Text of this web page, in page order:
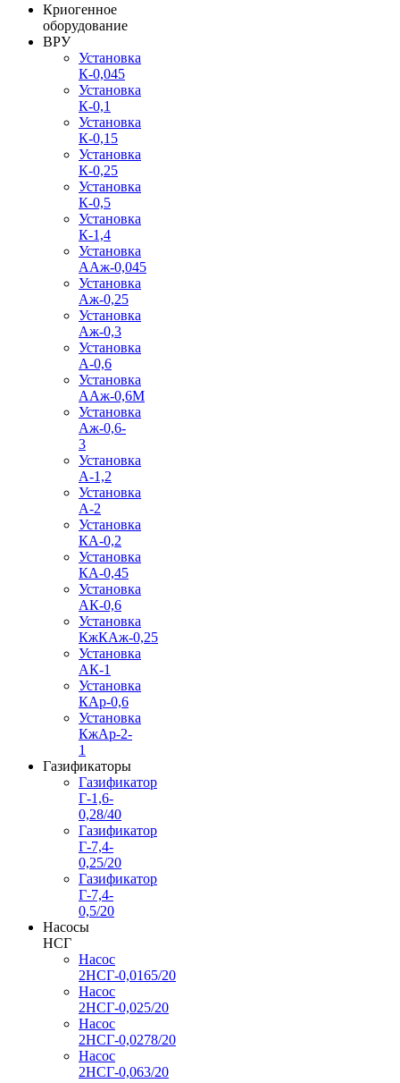
Криогенное
оборудование
ВРУ
Установка
К-0,045
Установка
К-0,1
Установка
К-0,15
Установка
К-0,25
Установка
К-0,5
Установка
К-1,4
Установка
ААж-0,045
Установка
Аж-0,25
Установка
Аж-0,3
Установка
А-0,6
Установка
ААж-0,6М
Установка
Аж-0,6-
3
Установка
А-1,2
Установка
А-2
Установка
КА-0,2
Установка
КА-0,45
Установка
АК-0,6
Установка
КжКАж-0,25
Установка
АК-1
Установка
КАр-0,6
Установка
КжАр-2-
1
Газификаторы
Газификатор
Г-1,6-
0,28/40
Газификатор
Г-7,4-
0,25/20
Газификатор
Г-7,4-
0,5/20
Насосы
НСГ
Насос
2НСГ-0,0165/20
Насос
2НСГ-0,025/20
Насос
2НСГ-0,0278/20
Насос
2НСГ-0,063/20